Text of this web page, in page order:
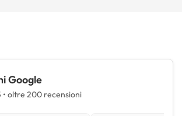
Google
• oltre 200 recensioni